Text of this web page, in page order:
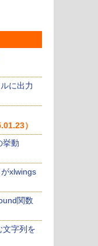
に出力
）
挙動
xlwings
関数
文字列を